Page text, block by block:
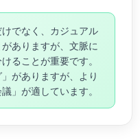
けでなく、カジュアル
ありますが、文脈に
ることが重要です。
がありますが、より
」が適しています。